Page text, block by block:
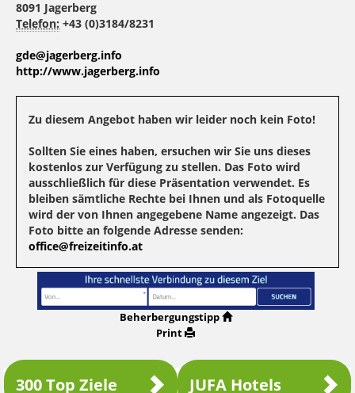
8091 Jagerberg
Telefon: +43 (0)3184/8231
gde@jagerberg.info
http://www.jagerberg.info
Zu diesem Angebot haben wir leider noch kein Foto!
Sollten Sie eines haben, ersuchen wir Sie uns dieses
kostenlos zur Verfügung zu stellen. Das Foto wird
ausschließlich für diese Präsentation verwendet. Es
bleiben sämtliche Rechte bei Ihnen und als Fotoquelle
wird der von Ihnen angegebene Name angezeigt. Das
Foto bitte an folgende Adresse senden:
office@freizeitinfo.at
Beherbergungstipp
Print
300 Top Ziele JUFA Hotels